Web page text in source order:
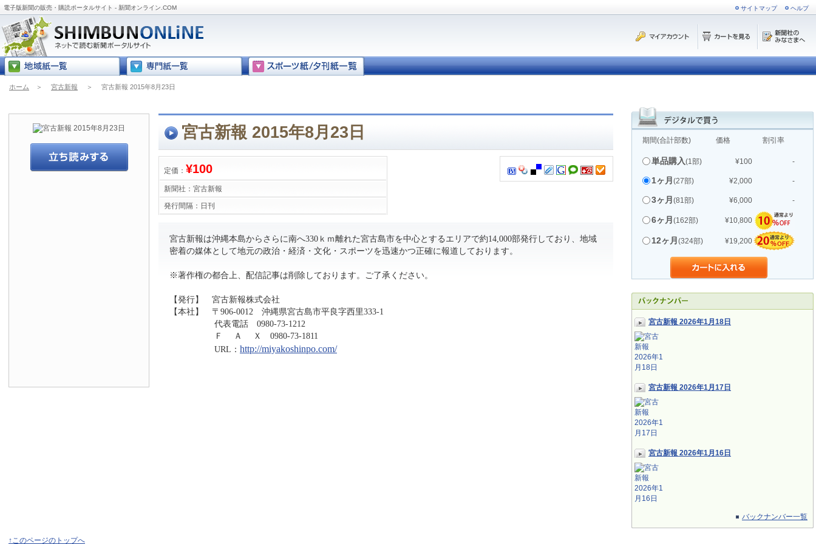
電子版新聞の販売・購読ポータルサイト - 新聞オンライン.COM サイトマップ ヘルプ
ホーム ＞ 宮古新報 ＞ 宮古新報 2015年8月23日
期間(合計部数) 価格 割引率
単品購入(1部) ¥100 -
1ヶ月 (27部) ¥2,000 -
3ヶ月 (81部) ¥6,000 -
6ヶ月 (162部) ¥10,800
12ヶ月 (324部) ¥19,200
宮古新報 2026年1月18日
宮古新報 2026年1月17日
宮古新報 2026年1月16日
バックナンバー一覧
宮古新報 2015年8月23日
定価： ¥100
新聞社： 宮古新報
発行間隔： 日刊
宮古新報は沖縄本島からさらに南へ330ｋｍ離れた宮古島市を中心とするエリアで約14,000部発行しており、地域
密着の媒体として地元の政治・経済・文化・スポーツを迅速かつ正確に報道しております。
※著作権の都合上、配信記事は削除しております。ご了承ください。
【発行】 宮古新報株式会社
【本社】 〒906-0012 沖縄県宮古島市平良字西里333-1
代表電話 0980-73-1212
Ｆ Ａ Ｘ 0980-73-1811
URL： http://miyakoshinpo.com/
↑このページのトップへ